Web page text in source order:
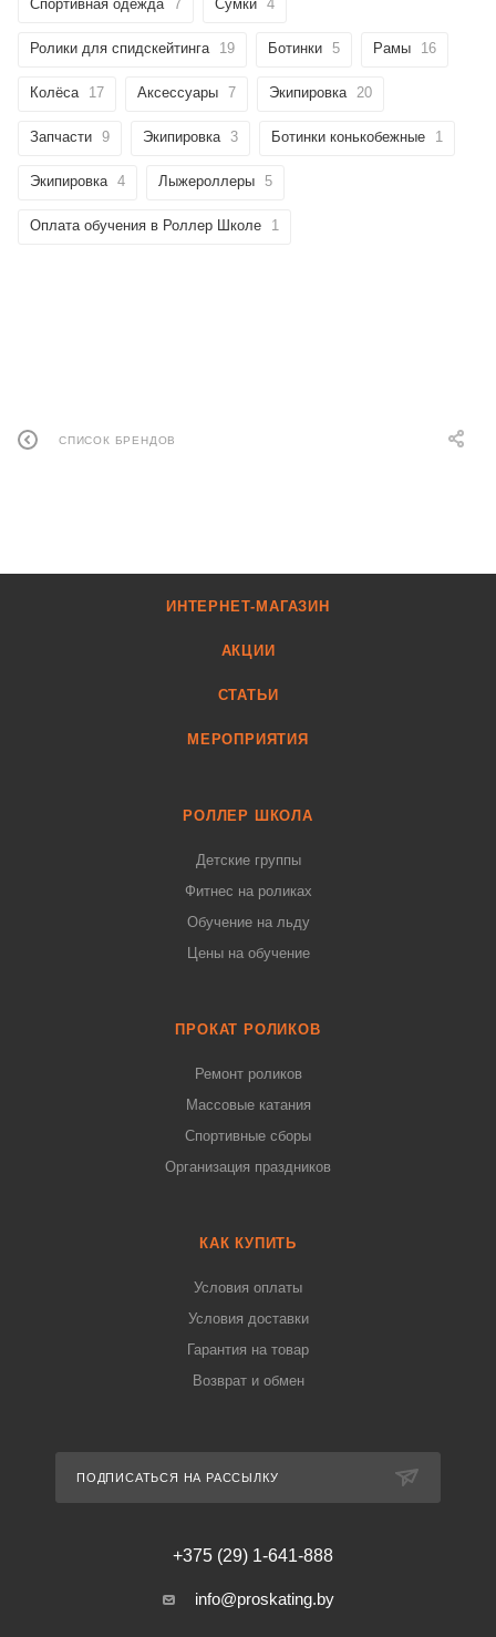
Спортивная одежда 7 Сумки 4
Ролики для спидскейтинга 19 Ботинки 5 Рамы 16
Колёса 17 Аксессуары 7 Экипировка 20
Запчасти 9 Экипировка 3 Ботинки конькобежные 1
Экипировка 4 Лыжероллеры 5
Оплата обучения в Роллер Школе 1
СПИСОК БРЕНДОВ
ИНТЕРНЕТ-МАГАЗИН
АКЦИИ
СТАТЬИ
МЕРОПРИЯТИЯ
РОЛЛЕР ШКОЛА
Детские группы
Фитнес на роликах
Обучение на льду
Цены на обучение
ПРОКАТ РОЛИКОВ
Ремонт роликов
Массовые катания
Спортивные сборы
Организация праздников
КАК КУПИТЬ
Условия оплаты
Условия доставки
Гарантия на товар
Возврат и обмен
ПОДПИСАТЬСЯ НА РАССЫЛКУ
+375 (29) 1-641-888
info@proskating.by